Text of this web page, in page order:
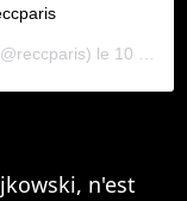
le 10 Juil. 2020 9 :02 PDT
n'est